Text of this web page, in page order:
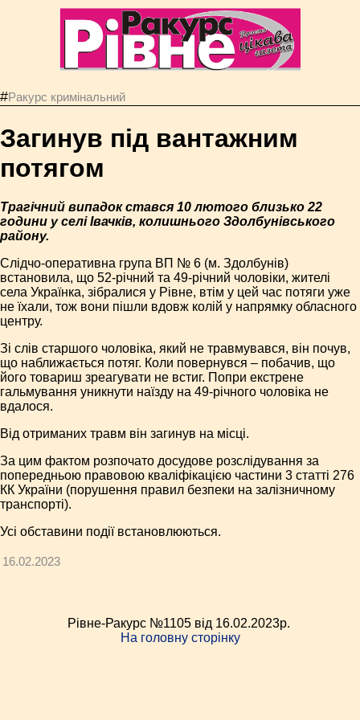
#Ракурс кримінальний
Загинув під вантажним
потягом
Трагічний випадок стався 10 лютого близько 22
години у селі Івачків, колишнього Здолбунівського
району.
Слідчо-оперативна група ВП № 6 (м. Здолбунів)
встановила, що 52-річний та 49-річний чоловіки, жителі
села Українка, зібралися у Рівне, втім у цей час потяги уже
не їхали, тож вони пішли вдовж колій у напрямку обласного
центру.
Зі слів старшого чоловіка, який не травмувався, він почув,
що наближається потяг. Коли повернувся – побачив, що
його товариш зреагувати не встиг. Попри екстрене
гальмування уникнути наїзду на 49-річного чоловіка не
вдалося.
Від отриманих травм він загинув на місці.
За цим фактом розпочато досудове розслідування за
попередньою правовою кваліфікацією частини 3 статті 276
КК України (порушення правил безпеки на залізничному
транспорті).
Усі обставини події встановлюються.
16.02.2023
Рівне-Ракурс №1105 від 16.02.2023p.
На головну сторінку